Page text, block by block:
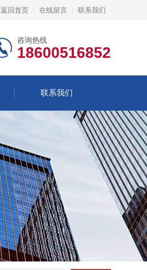
返回首页 在线留言 联系我们
咨询热线
18600516852
联系我们